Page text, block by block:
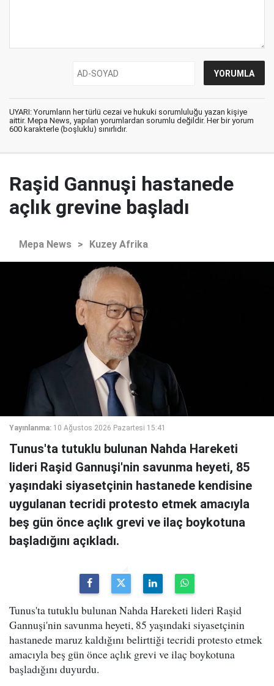
UYARI: Yorumların her türlü cezai ve hukuki sorumluluğu yazan kişiye
aittir. Mepa News, yapılan yorumlardan sorumlu değildir. Her bir yorum
600 karakterle (boşluklu) sınırlıdır.
Raşid Gannuşi hastanede
açlık grevine başladı
Mepa News > Kuzey Afrika
Yayınlanma: 10 Ağustos 2026 Pazartesi 15:41
Tunus'ta tutuklu bulunan Nahda Hareketi
lideri Raşid Gannuşi'nin savunma heyeti, 85
yaşındaki siyasetçinin hastanede kendisine
uygulanan tecridi protesto etmek amacıyla
beş gün önce açlık grevi ve ilaç boykotuna
başladığını açıkladı.
Tunus'ta tutuklu bulunan Nahda Hareketi lideri Raşid
Gannuşi'nin savunma heyeti, 85 yaşındaki siyasetçinin
hastanede maruz kaldığını belirttiği tecridi protesto etmek
amacıyla beş gün önce açlık grevi ve ilaç boykotuna
başladığını duyurdu.